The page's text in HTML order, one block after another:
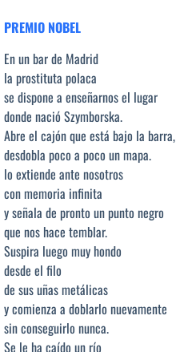
PREMIO NOBEL
En un bar de Madrid
la prostituta polaca
se dispone a enseñarnos el lugar
donde nació Szymborska.
Abre el cajón que está bajo la barra,
desdobla poco a poco un mapa.
lo extiende ante nosotros
con memoria infinita
y señala de pronto un punto negro
que nos hace temblar.
Suspira luego muy hondo
desde el filo
de sus uñas metálicas
y comienza a doblarlo nuevamente
sin conseguirlo nunca.
Se le ha caído un río